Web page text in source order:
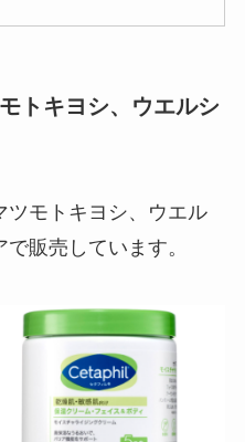
トキヨシ、ウエルシ
ツモトキヨシ、ウエル
販売しています。